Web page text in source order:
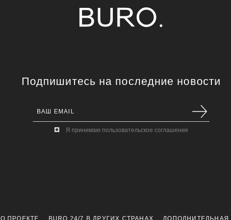
Подпишитесь на последние новости
Я принимаю пользовательское соглашение
О ПРОЕКТЕ BURO 24/7 В ДРУГИХ СТРАНАХ